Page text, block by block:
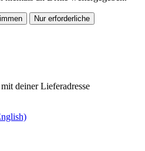
Nur erforderliche
mit deiner Lieferadresse